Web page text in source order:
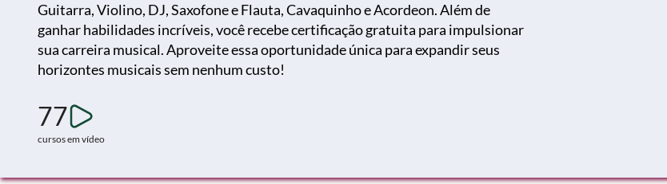
Guitarra, Violino, DJ, Saxofone e Flauta, Cavaquinho e Acordeon. Além de
ganhar habilidades incríveis, você recebe certificação gratuita para impulsionar
sua carreira musical. Aproveite essa oportunidade única para expandir seus
horizontes musicais sem nenhum custo!
77
cursos em vídeo